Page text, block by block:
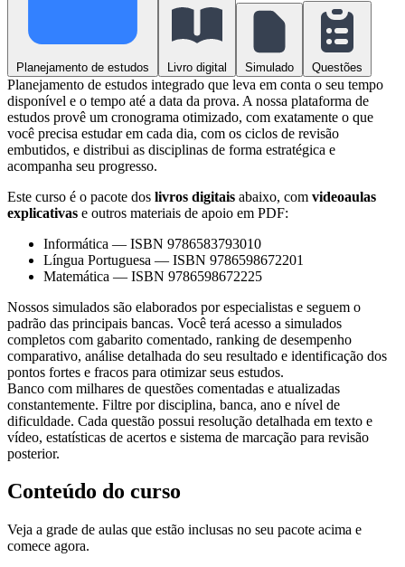
Planejamento de estudos Livro digital Simulado Questões
Planejamento de estudos integrado que leva em conta o seu tempo
disponível e o tempo até a data da prova. A nossa plataforma de
estudos provê um cronograma otimizado, com exatamente o que
você precisa estudar em cada dia, com os ciclos de revisão
embutidos, e distribui as disciplinas de forma estratégica e
acompanha seu progresso.
Este curso é o pacote dos livros digitais abaixo, com videoaulas
explicativas e outros materiais de apoio em PDF:
Informática — ISBN 9786583793010
Língua Portuguesa — ISBN 9786598672201
Matemática — ISBN 9786598672225
Nossos simulados são elaborados por especialistas e seguem o
padrão das principais bancas. Você terá acesso a simulados
completos com gabarito comentado, ranking de desempenho
comparativo, análise detalhada do seu resultado e identificação dos
pontos fortes e fracos para otimizar seus estudos.
Banco com milhares de questões comentadas e atualizadas
constantemente. Filtre por disciplina, banca, ano e nível de
dificuldade. Cada questão possui resolução detalhada em texto e
vídeo, estatísticas de acertos e sistema de marcação para revisão
posterior.
Conteúdo do curso
Veja a grade de aulas que estão inclusas no seu pacote acima e
comece agora.